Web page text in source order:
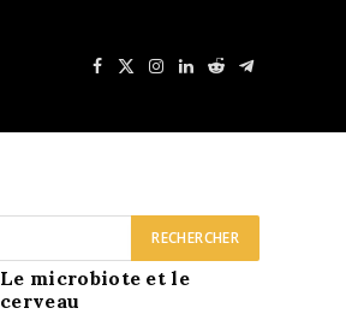
Facebook
X Instagram
LinkedIn
RedditTélégramme
Le microbiote et le
cerveau